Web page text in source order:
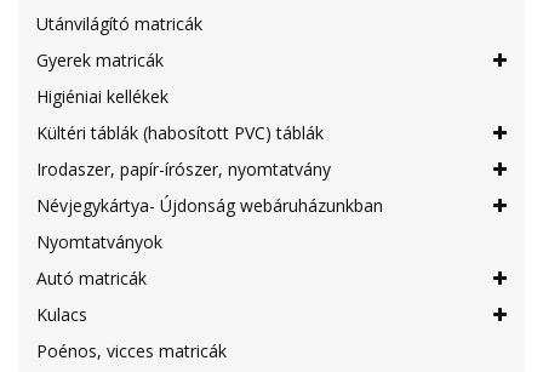
Utánvilágító matricák
Gyerek matricák
Higiéniai kellékek
Kültéri táblák (habosított PVC) táblák
Irodaszer, papír-írószer, nyomtatvány
Névjegykártya- Újdonság webáruházunkban
Nyomtatványok
Autó matricák
Kulacs
Poénos, vicces matricák